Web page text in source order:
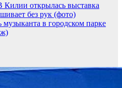
Килии открылась выставка
без рук (фото)
музыканта в городском парке